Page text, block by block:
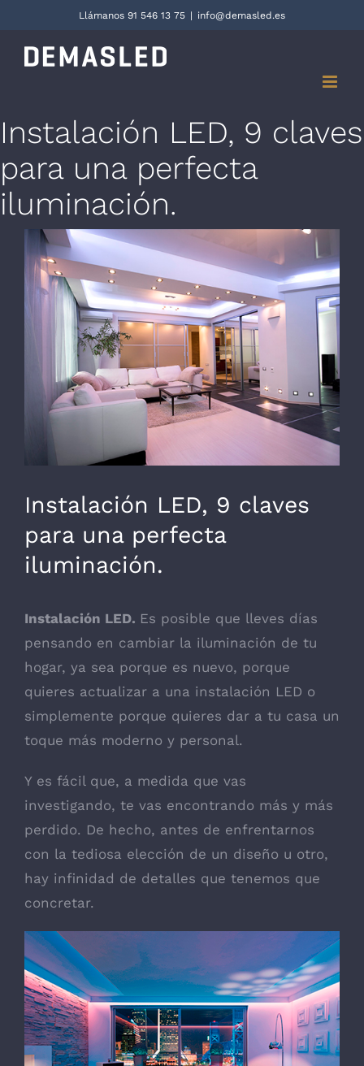
contenido
Llámanos 91 546 13 75 | info@demasled.es
Instalación LED, 9 claves
para una perfecta
iluminación.
Ver
imagen
más
grande
Instalación LED, 9 claves
para una perfecta
iluminación.
Instalación LED. Es posible que lleves días
pensando en cambiar la iluminación de tu
hogar, ya sea porque es nuevo, porque
quieres actualizar a una instalación LED o
simplemente porque quieres dar a tu casa un
toque más moderno y personal.
Y es fácil que, a medida que vas
investigando, te vas encontrando más y más
perdido. De hecho, antes de enfrentarnos
con la tediosa elección de un diseño u otro,
hay infinidad de detalles que tenemos que
concretar.
cookies no
son
opcionales.
Son
Estadísticas
Para que
podamos
mejorar la
y estructura
base a cómo
Experiencia
nuestra web
durante tu
rechaza estas
cookies,
algunas
funcionalidades
desaparecerán
de la web.